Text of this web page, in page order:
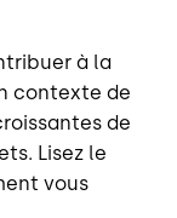
à la
contexte de
de
Lisez le
vous